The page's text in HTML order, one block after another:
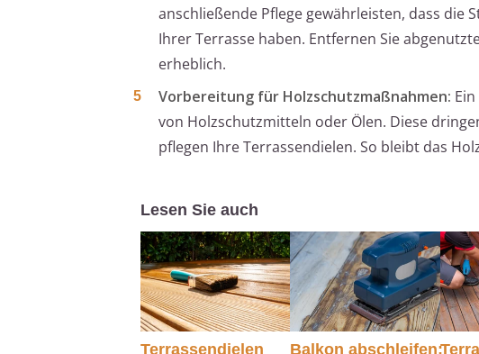
anschließende Pflege gewährleisten, dass die
Ihrer Terrasse haben. Entfernen Sie
erheblich.
Vorbereitung für Holzschutzmaßnahmen:
von Holzschutzmitteln oder Ölen. Diese
pflegen Ihre Terrassendielen. So bleibt das
Lesen Sie auch
Terrassendielen
Balkon abschleifen: